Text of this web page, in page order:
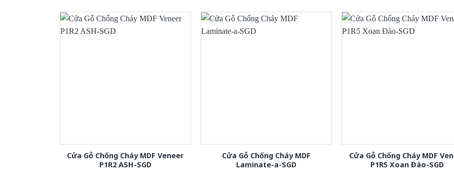
Cửa Gỗ Chống Cháy MDF Veneer
P1R2 ASH-SGD
Cửa Gỗ Chống Cháy MDF
Laminate-a-SGD
Cửa Gỗ Chống Cháy MDF
P1R5 Xoan Đào-SGD